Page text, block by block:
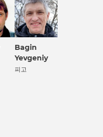
Bagin
Yevgeniy
피고